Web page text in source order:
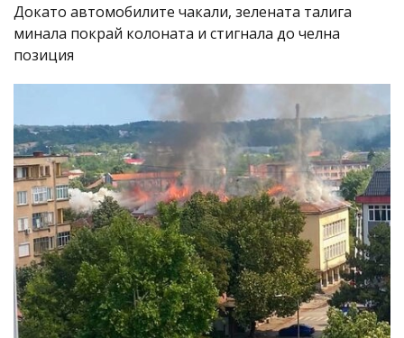
Докато автомобилите чакали, зелената талига
минала покрай колоната и стигнала до челна
позиция